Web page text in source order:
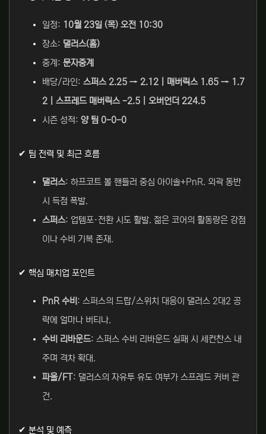
일정: 10월 23일 (목) 오전 10:30
장소: 댈러스(홈)
중계: 문자중계
배당/라인: 스퍼스 2.25 → 2.12 | 매버릭스 1.65 → 1.7
2 | 스프레드 매버릭스 -2.5 | 오버언더 224.5
시즌 성적: 양 팀 0-0-0
✔ 팀 전력 및 최근 흐름
댈러스: 하프코트 볼 핸들러 중심 아이솔+PnR. 외곽 동반
시 득점 폭발.
스퍼스: 업템포·전환 시도 활발. 젊은 코어의 활동량은 강점
이나 수비 기복 존재.
✔ 핵심 매치업 포인트
PnR 수비 : 스퍼스의 드랍/스위치 대응이 댈러스 2대2 공
략에 얼마나 버티나.
수비 리바운드: 스퍼스 수비 리바운드 실패 시 세컨찬스 내
주며 격차 확대.
파울/FT : 댈러스의 자유투 유도 여부가 스프레드 커버 관
건.
✔ 분석 및 예측